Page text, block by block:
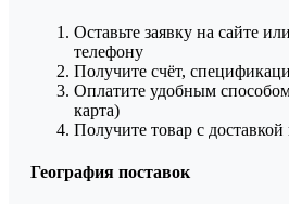
Оставьте заявку на сайте
телефону
Получите счёт,
Оплатите удобным
карта)
Получите товар с
География поставок